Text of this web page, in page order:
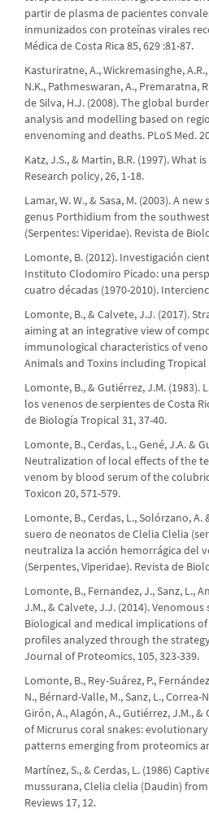
partir de plasma de pacientes
inmunizados con proteínas virales
Médica de Costa Rica 85, 629 :81-87.
Kasturiratne, A., Wickremasinghe,
N.K., Pathmeswaran, A., Premaratna,
de Silva, H.J. (2008). The global
analysis and modelling based on
envenoming and deaths. PLoS Med.
Katz, J.S., & Martin, B.R. (1997). What
Research policy, 26, 1-18.
Lamar, W. W., & Sasa, M. (2003). A
genus Porthidium from the
(Serpentes: Viperidae). Revista de
Lomonte, B. (2012). Investigación
Instituto Clodomiro Picado: una
cuatro décadas (1970-2010).
Lomonte, B., & Calvete, J.J. (2017).
aiming at an integrative view of
immunological characteristics of
Animals and Toxins including Tropical
Lomonte, B., & Gutiérrez, J.M.
los venenos de serpientes de Costa
de Biología Tropical 31, 37-40.
Lomonte, B., Cerdas, L., Gené, J.A. &
Neutralization of local effects of the
venom by blood serum of the
Toxicon 20, 571-579.
Lomonte, B., Cerdas, L., Solórzano, A.
suero de neonatos de Clelia Clelia
neutraliza la acción hemorrágica del
(Serpentes, Viperidae). Revista de
Lomonte, B., Fernandez, J., Sanz, L.,
J.M., & Calvete, J.J. (2014). Venomous
Biological and medical implications
profiles analyzed through the
Journal of Proteomics, 105, 323-339.
Lomonte, B., Rey-Suárez, P.,
N., Bérnard-Valle, M., Sanz, L., Correa-
Girón, A., Alagón, A., Gutiérrez, J.M.,
of Micrurus coral snakes:
patterns emerging from proteomics
Martínez, S., & Cerdas, L. (1986)
mussurana, Clelia clelia (Daudin)
Reviews 17, 12.